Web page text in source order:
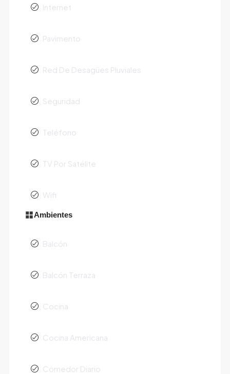
Internet
Pavimento
Red De Desagües Pluviales
Seguridad
Teléfono
TV Por Satélite
Wifi
Ambientes
Balcón
Balcón Terraza
Cocina
Cocina Americana
Comedor Diario